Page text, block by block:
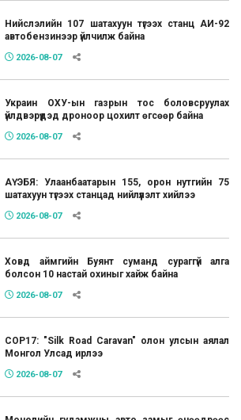
Нийслэлийн 107 шатахуун түгээх станц АИ-92
автобензинээр үйлчилж байна
2026-08-07
Украин ОХУ-ын газрын тос боловсруулах
үйлдвэрүүдэд дроноор цохилт өгсөөр байна
2026-08-07
АҮЭБЯ: Улаанбаатарын 155, орон нутгийн 75
шатахуун түгээх станцад нийлүүлэлт хийлээ
2026-08-07
Ховд аймгийн Буянт суманд сураггүй алга
болсон 10 настай охиныг хайж байна
2026-08-07
COP17: "Silk Road Caravan" олон улсын аялал
Монгол Улсад ирлээ
2026-08-07